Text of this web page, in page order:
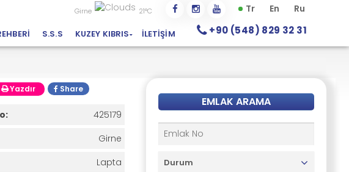
Tr En Ru
Girne 21°C
+90 (548) 829 32 31
S.S.S KUZEY KIBRIS İLETIŞIM
Yazdır Share
425179
Girne
Lapta
EMLAK ARAMA
Durum